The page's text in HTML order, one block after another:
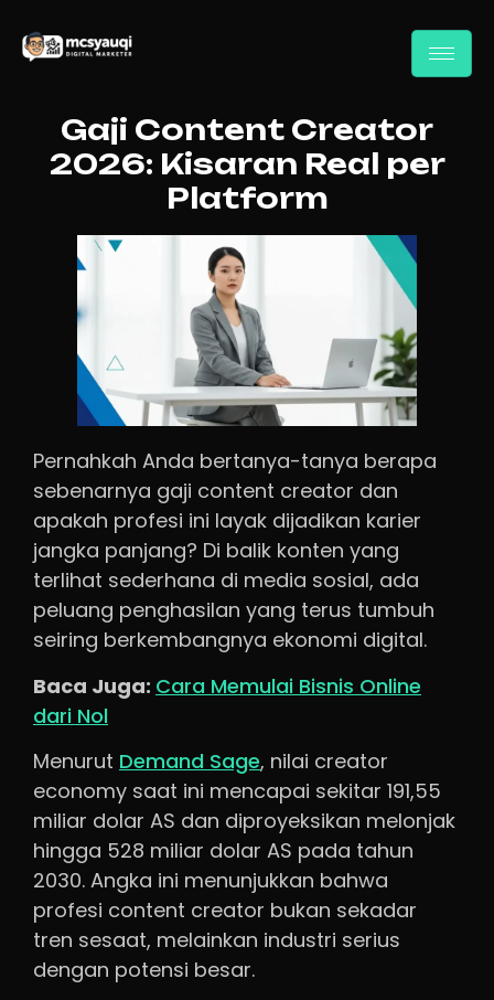
Gaji Content Creator
2026: Kisaran Real per
Platform
Pernahkah Anda bertanya-tanya berapa
sebenarnya gaji content creator dan
apakah profesi ini layak dijadikan karier
jangka panjang? Di balik konten yang
terlihat sederhana di media sosial, ada
peluang penghasilan yang terus tumbuh
seiring berkembangnya ekonomi digital.
Baca Juga: Cara Memulai Bisnis Online
dari Nol
Menurut Demand Sage, nilai creator
economy saat ini mencapai sekitar 191,55
miliar dolar AS dan diproyeksikan melonjak
hingga 528 miliar dolar AS pada tahun
2030. Angka ini menunjukkan bahwa
profesi content creator bukan sekadar
tren sesaat, melainkan industri serius
dengan potensi besar.